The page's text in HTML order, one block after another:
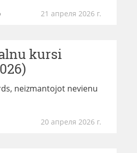
21 апреля 2026 г.
kursi
neizmantojot nevienu
20 апреля 2026 г.